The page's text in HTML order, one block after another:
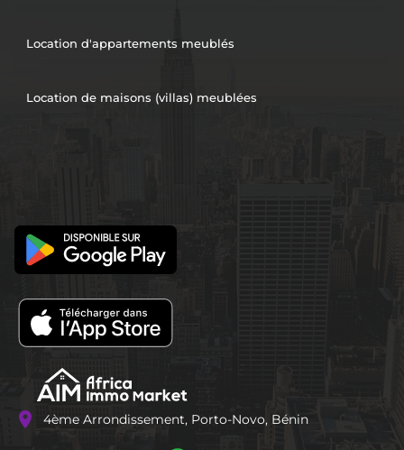
Location d'appartements meublés
Location de maisons (villas) meublées
location_on 4ème Arrondissement, Porto-Novo, Bénin